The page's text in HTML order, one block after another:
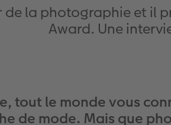
la photographie et il
Award. Une
tout le monde vous
de mode. Mais que